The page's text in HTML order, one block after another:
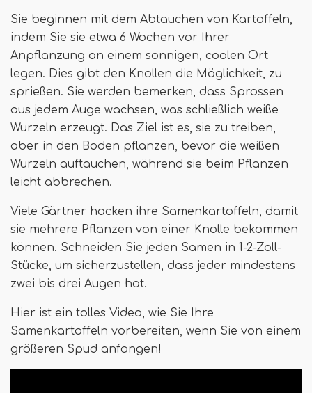
Sie beginnen mit dem Abtauchen von Kartoffeln,
indem Sie sie etwa 6 Wochen vor Ihrer
Anpflanzung an einem sonnigen, coolen Ort
legen. Dies gibt den Knollen die Möglichkeit, zu
sprießen. Sie werden bemerken, dass Sprossen
aus jedem Auge wachsen, was schließlich weiße
Wurzeln erzeugt. Das Ziel ist es, sie zu treiben,
aber in den Boden pflanzen, bevor die weißen
Wurzeln auftauchen, während sie beim Pflanzen
leicht abbrechen.
Viele Gärtner hacken ihre Samenkartoffeln, damit
sie mehrere Pflanzen von einer Knolle bekommen
können. Schneiden Sie jeden Samen in 1-2-Zoll-
Stücke, um sicherzustellen, dass jeder mindestens
zwei bis drei Augen hat.
Hier ist ein tolles Video, wie Sie Ihre
Samenkartoffeln vorbereiten, wenn Sie von einem
größeren Spud anfangen!